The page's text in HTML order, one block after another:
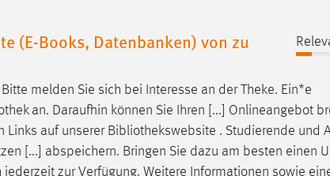
(E-Books, Datenbanken) von zu
melden Sie sich bei Interesse an der Theke. Ein*e
an. Daraufhin können Sie Ihren [...] Onlineangebot
Links auf unserer Bibliothekswebsite . Studierende und
[...] abspeichern. Bringen Sie dazu am besten einen
jederzeit zur Verfügung. Weitere Informationen sowie